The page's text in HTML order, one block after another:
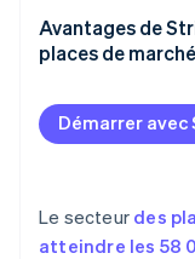
Stripe
Regarder la
Avantages de
places de marché
Démarrer avec
Le secteur des
atteindre les 58